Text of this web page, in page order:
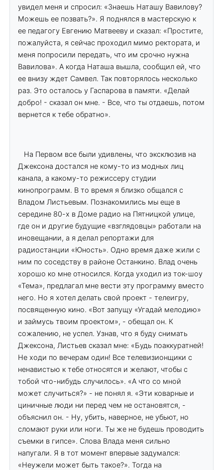
увидел меня и спросил: «Знаешь Наташу Вавилову?
Можешь ее позвать?». Я поднялся в мастерскую к
ее педагогу Евгению Матвееву и сказал: «Простите,
пожалуйста, я сейчас проходил мимо ректората, и
меня попросили передать, что им срочно нужна
Вавилова». А когда Наташа вышла, сообщил ей, что
ее внизу ждет Самвел. Так повторялось несколько
раз. Это осталось у Гаспарова в памяти. «Делай
добро! - сказал он мне. - Все, что ты отдаешь, потом
вернется к тебе обратно».
На Первом все были удивлены, что эксклюзив на
Джексона достался не кому-то из модных лиц
канала, а какому-то режиссеру студии
кинопрограмм. В то время я близко общался с
Владом Листьевым. Познакомились мы еще в
середине 80-х в Доме радио на Пятницкой улице,
где он и другие будущие «взглядовцы» работали на
иновещании, а я делал репортажи для
радиостанции «Юность». Одно время даже жили с
ним по соседству в районе Останкино. Влад очень
хорошо ко мне относился. Когда уходил из ток-шоу
«Тема», предлагал мне вести эту программу вместо
него. Но я хотел делать свой проект - телеигру,
посвященную кино. «Вот запущу «Угадай мелодию»
и займусь твоим проектом», - обещал он. К
сожалению, не успел. Узнав, что я буду снимать
Джексона, Листьев сказал мне: «Будь поаккуратней!
Не ходи по вечерам один! Все телевизионщики с
ненавистью к тебе относятся и желают, чтобы с
тобой что-нибудь случилось». «А что со мной
может случиться?» - не понял я. «Эти коварные и
циничные люди ни перед чем не остановятся, -
объяснил он. - Ну, убить, наверное, не убьют, но
сломают руки или ноги. Ты же не будешь проводить
съемки в гипсе». Слова Влада меня сильно
напугали. Я в тот момент впервые задумался:
«Неужели может быть такое?». Тогда на